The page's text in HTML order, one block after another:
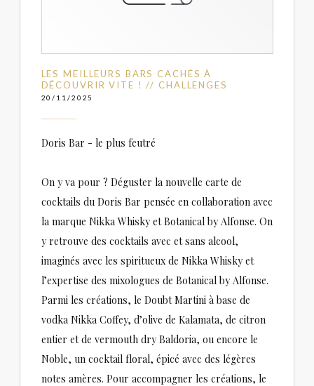
LES MEILLEURS BARS CACHÉS À
DÉCOUVRIR VITE ! // CHALLENGES
20/11/2025
Doris Bar - le plus feutré
On y va pour ? Déguster la nouvelle carte de
cocktails du Doris Bar pensée en collaboration avec
la marque Nikka Whisky et Botanical by Alfonse. On
y retrouve des cocktails avec et sans alcool,
imaginés avec les spiritueux de Nikka Whisky et
l’expertise des mixologues de Botanical by Alfonse.
Parmi les créations, le Doubt Martini à base de
vodka Nikka Coffey, d’olive de Kalamata, de citron
entier et de vermouth dry Baldoria, ou encore le
Noble, un cocktail floral, épicé avec des légères
notes amères. Pour accompagner les créations, le